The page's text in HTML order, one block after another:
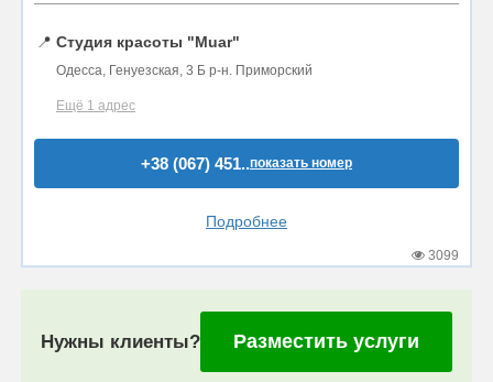
📍 Студия красоты "Muar"
Одесса, Генуезская, 3 Б р-н. Приморский
Ещё 1 адрес
+38 (067) 451..показать номер
Подробнее
3099
Нужны клиенты? Разместить услуги